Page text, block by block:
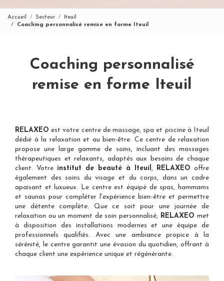
Accueil Secteur
Iteuil
Coaching personnalisé remise en forme Iteuil
Coaching personnalisé
remise en forme Iteuil
RELAXEO est votre centre de massage, spa et piscine à Iteuil
dédié à la relaxation et au bien-être. Ce centre de relaxation
propose une large gamme de soins, incluant des massages
thérapeutiques et relaxants, adaptés aux besoins de chaque
client. Votre institut de beauté à Iteuil , RELAXEO offre
également des soins du visage et du corps, dans un cadre
apaisant et luxueux. Le centre est équipé de spas, hammams
et saunas pour compléter l'expérience bien-être et permettre
une détente complète. Que ce soit pour une journée de
relaxation ou un moment de soin personnalisé,RELAXEO met
à disposition des installations modernes et une équipe de
professionnels qualifiés. Avec une ambiance propice à la
sérénité, le centre garantit une évasion du quotidien, offrant à
chaque client une expérience unique et régénérante.